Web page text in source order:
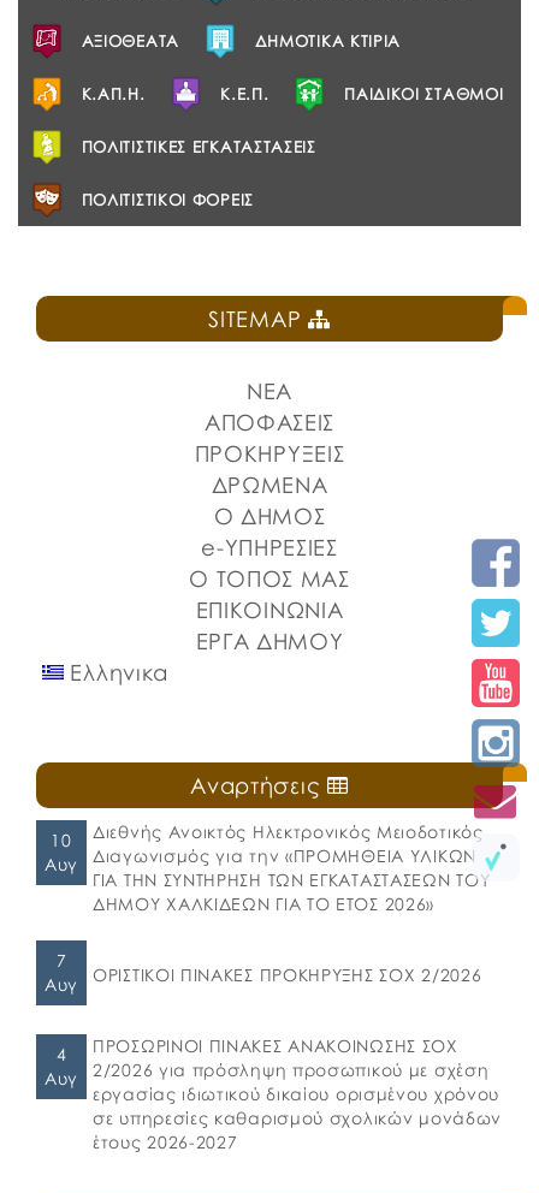
ΑΞΙΟΘΕΑΤΑ ΔΗΜΟΤΙΚΑ ΚΤΙΡΙΑ
Κ.ΑΠ.Η. Κ.Ε.Π. ΠΑΙΔΙΚΟΙ ΣΤΑΘΜΟΙ
ΠΟΛΙΤΙΣΤΙΚΕΣ ΕΓΚΑΤΑΣΤΑΣΕΙΣ
ΠΟΛΙΤΙΣΤΙΚΟΙ ΦΟΡΕΙΣ
SITEMAP
ΝΕΑ
ΑΠΟΦΑΣΕΙΣ
ΠΡΟΚΗΡΥΞΕΙΣ
ΔΡΩΜΕΝΑ
Ο ΔΗΜΟΣ
e-ΥΠΗΡΕΣΙΕΣ
Ο ΤΟΠΟΣ ΜΑΣ
ΕΠΙΚΟΙΝΩΝΙΑ
ΕΡΓΑ ΔΗΜΟΥ
Ελληνικα
Αναρτήσεις
10
Αυγ
Διεθνής Ανοικτός Ηλεκτρονικός Μειοδοτικός
Διαγωνισμός για την «ΠΡΟΜΗΘΕΙΑ ΥΛΙΚΩΝ
ΓΙΑ ΤΗΝ ΣΥΝΤΗΡΗΣΗ ΤΩΝ ΕΓΚΑΤΑΣΤΑΣΕΩΝ ΤΟΥ
ΔΗΜΟΥ ΧΑΛΚΙΔΕΩΝ ΓΙΑ ΤΟ ΕΤΟΣ 2026»
7
Αυγ
ΟΡΙΣΤΙΚΟΙ ΠΙΝΑΚΕΣ ΠΡΟΚΗΡΥΞΗΣ ΣΟΧ 2/2026
4
Αυγ
ΠΡΟΣΩΡΙΝΟΙ ΠΙΝΑΚΕΣ ΑΝΑΚΟΙΝΩΣΗΣ ΣΟΧ
2/2026 για πρόσληψη προσωπικού με σχέση
εργασίας ιδιωτικού δικαίου ορισμένου χρόνου
σε υπηρεσίες καθαρισμού σχολικών μονάδων
έτους 2026-2027